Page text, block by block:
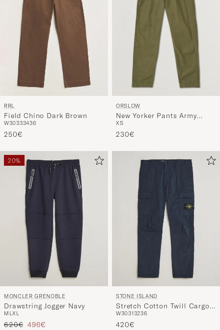
RRL
Field Chino Dark Brown
W30333436
250€
ORSLOW
New Yorker Pants Army
Green
XS
230€
20%
MONCLER GRENOBLE
Drawstring Jogger Navy
M LXL
Reguliere prijs
620€ Verlaagd prijs
496€
STONE ISLAND
Stretch Cotton Twill Cargo
Trousers Navy
W30313236
420€